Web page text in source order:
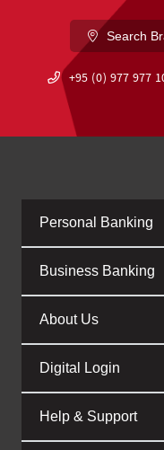
Search
+95 (0) 977 977
Personal Banking
Business Banking
About Us
Digital Login
Help & Support